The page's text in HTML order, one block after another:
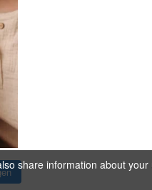
share information about your